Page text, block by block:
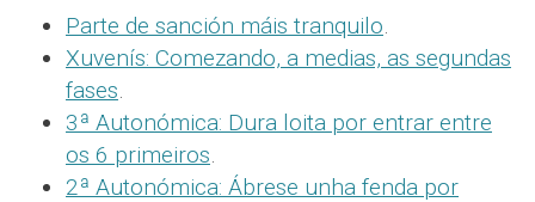
Parte de sanción máis tranquilo.
Xuvenís: Comezando, a medias, as segundas
fases.
3ª Autonómica: Dura loita por entrar entre
os 6 primeiros.
2ª Autonómica: Ábrese unha fenda por